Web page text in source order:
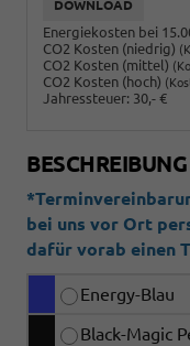
DOWNLOAD
Energiekosten bei
CO2 Kosten (niedrig)
CO2 Kosten (mittel)
CO2 Kosten (hoch)
Jahressteuer: 30,- €
BESCHREIBUNG
bei uns vor Ort
dafür vorab einen
Energy-Blau
Black-Magic